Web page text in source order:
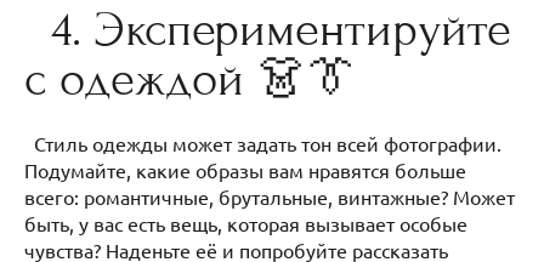
4. Экспериментируйте
с одеждой 👗👔
Стиль одежды может задать тон всей фотографии.
Подумайте, какие образы вам нравятся больше
всего: романтичные, брутальные, винтажные? Может
быть, у вас есть вещь, которая вызывает особые
чувства? Наденьте её и попробуйте рассказать